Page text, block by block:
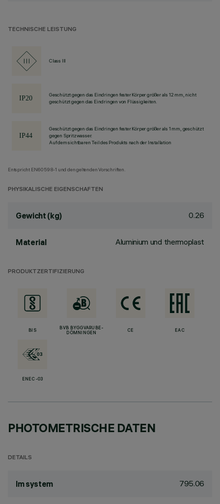
TECHNISCHE LEISTUNG
Class III
Geschützt gegen das Eindringen fester Körper größer als 12 mm, nicht
geschützt gegen das Eindringen von Flüssigkeiten.
Geschützt gegen das Eindringen fester Körper größer als 1 mm, geschützt
gegen Spritzwasser.
Auf dem sichtbaren Teil des Produkts nach der Installation
Entspricht EN60598-1 und den geltenden Vorschriften.
PHYSIKALISCHE EIGENSCHAFTEN
Gewicht (kg) 0.26
Material Aluminium und thermoplast
PRODUKTZERTIFIZIERUNG
BIS
BVB BYGGVARUBE-
DÖMNINGEN
CE EAC
ENEC-03
PHOTOMETRISCHE DATEN
DETAILS
lm system 795.06